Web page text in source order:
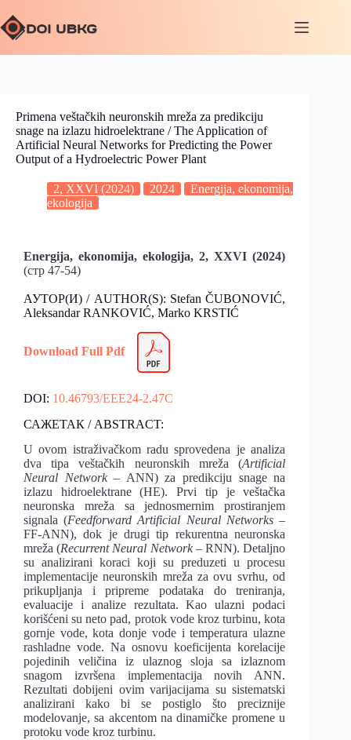
Primena veštačkih neuronskih mreža za predikciju
snage na izlazu hidroelektrane / The Application of
Artificial Neural Networks for Predicting the Power
Output of a Hydroelectric Power Plant
2, XXVI (2024) 2024
Energija, ekonomija,
ekologija
Energija, ekonomija, ekologija, 2, XXVI (2024)
(стр 47-54)
АУТОР(И) / AUTHOR(S): Stefan ČUBONOVIĆ,
Aleksandar RANKOVIĆ, Marko KRSTIĆ
Download Full Pdf
DOI: 10.46793/EEE24-2.47C
САЖЕТАК / ABSTRACT:
U ovom istraživačkom radu sprovedena je analiza
dva tipa veštačkih neuronskih mreža (Artificial
Neural Network– ANN) za predikciju snage na
izlazu hidroelektrane (HE). Prvi tip je veštačka
neuronska mreža sa jednosmernim prostiranjem
signala (Feedforward Artificial Neural Networks –
FF-ANN), dok je drugi tip rekurentna neuronska
mreža (Recurrent Neural Network– RNN). Detaljno
su analizirani koraci koji su preduzeti u procesu
implementacije neuronskih mreža za ovu svrhu, od
prikupljanja i pripreme podataka do treniranja,
evaluacije i analize rezultata. Kao ulazni podaci
korišćeni su neto pad, protok vode kroz turbinu, kota
gornje vode, kota donje vode i temperatura ulazne
rashladne vode. Na osnovu koeficijenta korelacije
pojedinih veličina iz ulaznog sloja sa izlaznom
snagom izvršena implementacija novih ANN.
Rezultati dobijeni ovim varijacijama su sistematski
analizirani kako bi se postiglo što preciznije
modelovanje, sa akcentom na dinamičke promene u
protoku vode kroz turbinu.